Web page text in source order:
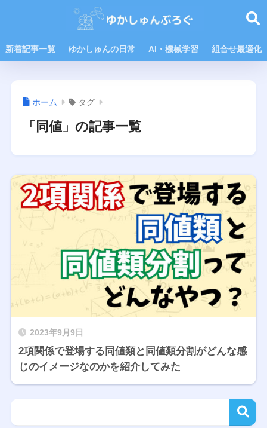
新着記事一覧 ゆかしゅんの日常 AI・機械学習 組合せ最適化
ホーム タグ
「同値」の記事一覧
2023年9月9日
2項関係で登場する同値類と同値類分割がどんな感
じのイメージなのかを紹介してみた